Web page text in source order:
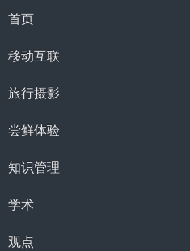
首页
移动互联
旅行摄影
尝鲜体验
知识管理
学术
观点